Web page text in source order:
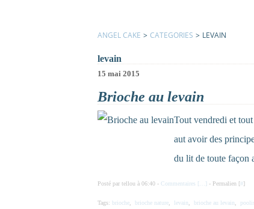
ANGEL CAKE > CATEGORIES > LEVAIN
levain
15 mai 2015
Brioche au levain
Tout vendredi et
aut avoir des
du lit de toute façon
Posté par tellou à 06:40 - Commentaires [ ] - Permalien [#]
Tags: brioche brioche nature levain brioche au levain